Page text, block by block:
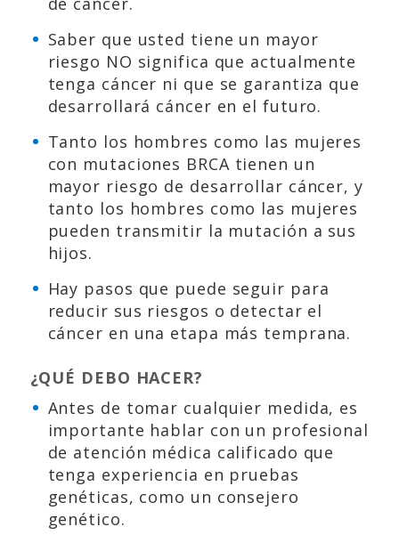
Saber que usted tiene un mayor
riesgo NO significa que actualmente
tenga cáncer ni que se garantiza que
desarrollará cáncer en el futuro.
Tanto los hombres como las mujeres
con mutaciones BRCA tienen un
mayor riesgo de desarrollar cáncer, y
tanto los hombres como las mujeres
pueden transmitir la mutación a sus
hijos.
Hay pasos que puede seguir para
reducir sus riesgos o detectar el
cáncer en una etapa más temprana.
¿QUÉ DEBO HACER?
Antes de tomar cualquier medida, es
importante hablar con un profesional
de atención médica calificado que
tenga experiencia en pruebas
genéticas, como un consejero
genético.